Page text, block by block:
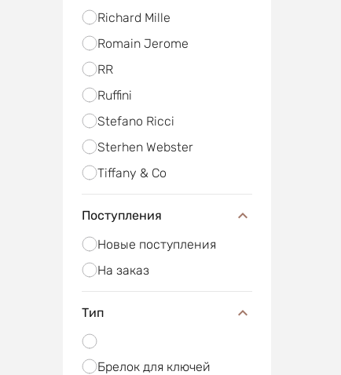
Richard Mille
Romain Jerome
RR
Ruffini
Stefano Ricci
Sterhen Webster
Tiffany & Co
Поступления
Новые поступления
На заказ
Тип
Брелок для ключей